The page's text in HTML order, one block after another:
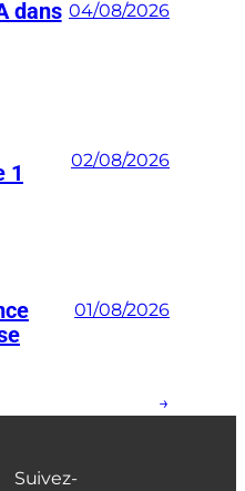
dans 04/08/2026
1
02/08/2026
01/08/2026
→
Suivez-